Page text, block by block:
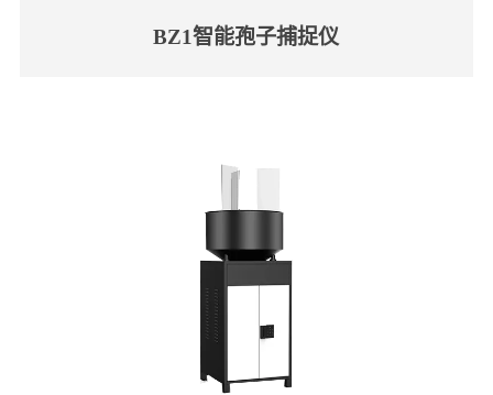
BZ1智能孢子捕捉仪